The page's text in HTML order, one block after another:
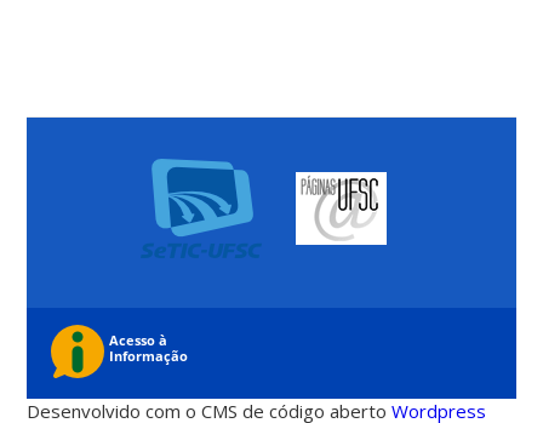
Desenvolvido com o CMS de código abertoWordpress